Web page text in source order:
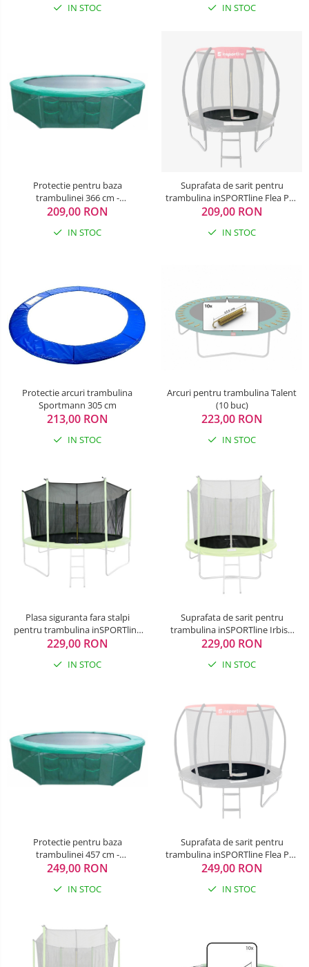
IN STOC IN STOC
Protectie pentru baza
trambulinei 366 cm -
inSPORTline
209,00 RON
IN STOC
Suprafata de sarit pentru
trambulina inSPORTline Flea Pro
183 cm
209,00 RON
IN STOC
Protectie arcuri trambulina
Sportmann 305 cm
213,00 RON
IN STOC
Arcuri pentru trambulina Talent
(10 buc)
223,00 RON
IN STOC
Plasa siguranta fara stalpi
pentru trambulina inSPORTline
Irbiso 427 cm
229,00 RON
IN STOC
Suprafata de sarit pentru
trambulina inSPORTline Irbiso
305 cm
229,00 RON
IN STOC
Protectie pentru baza
trambulinei 457 cm -
inSPORTline
249,00 RON
IN STOC
Suprafata de sarit pentru
trambulina inSPORTline Flea Pro
244 cm
249,00 RON
IN STOC